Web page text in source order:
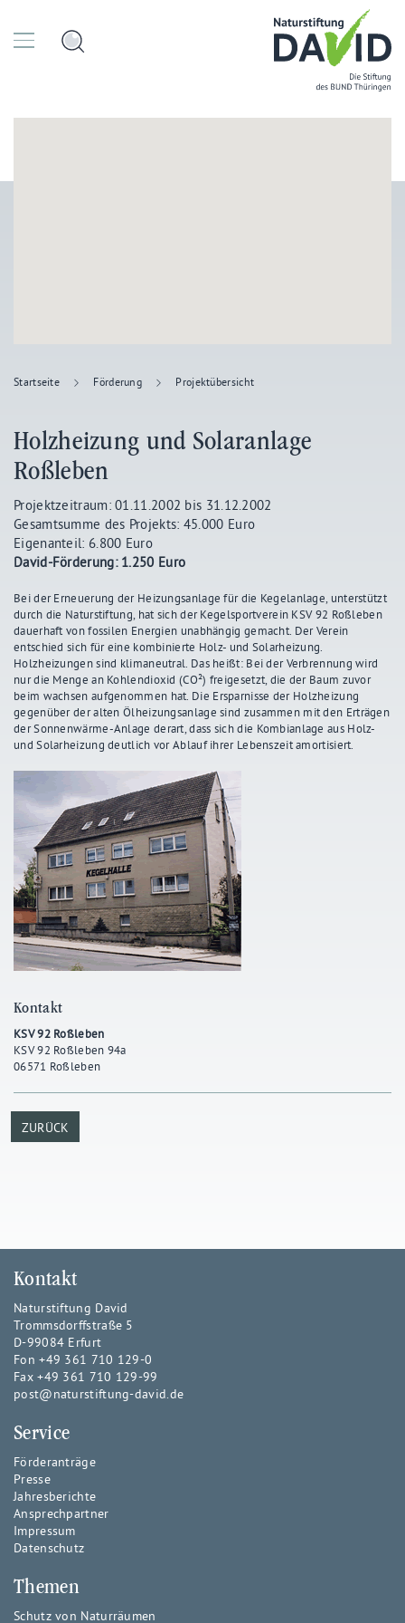
Startseite Förderung Projektübersicht
Holzheizung und Solaranlage
Roßleben
Projektzeitraum: 01.11.2002 bis 31.12.2002
Gesamtsumme des Projekts: 45.000 Euro
Eigenanteil: 6.800 Euro
David-Förderung: 1.250 Euro
Bei der Erneuerung der Heizungsanlage für die Kegelanlage, unterstützt
durch die Naturstiftung, hat sich der Kegelsportverein KSV 92 Roßleben
dauerhaft von fossilen Energien unabhängig gemacht. Der Verein
entschied sich für eine kombinierte Holz- und Solarheizung.
Holzheizungen sind klimaneutral. Das heißt: Bei der Verbrennung wird
nur die Menge an Kohlendioxid (CO²) freigesetzt, die der Baum zuvor
beim wachsen aufgenommen hat. Die Ersparnisse der Holzheizung
gegenüber der alten Ölheizungsanlage sind zusammen mit den Erträgen
der Sonnenwärme-Anlage derart, dass sich die Kombianlage aus Holz-
und Solarheizung deutlich vor Ablauf ihrer Lebenszeit amortisiert.
Kontakt
KSV 92 Roßleben
KSV 92 Roßleben 94a
06571 Roßleben
ZURÜCK
Kontakt
Naturstiftung David
Trommsdorffstraße 5
D-99084 Erfurt
Fon +49 361 710 129-0
Fax +49 361 710 129-99
post@naturstiftung-david.de
Service
Förderanträge
Presse
Jahresberichte
Ansprechpartner
Impressum
Datenschutz
Themen
Schutz von Naturräumen